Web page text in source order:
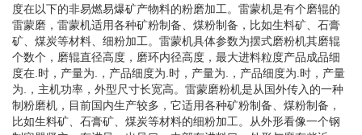
度在以下的非易燃易爆矿产物料的粉磨加工。雷蒙机是有个磨辊的
雷蒙磨，雷蒙机适用各种矿粉制备、煤粉制备，比如生料矿、石膏
矿、煤炭等材料、细粉加工。雷蒙机具体参数为摆式磨粉机其磨辊
个数个，磨辊直径高度，磨环内径高度，最大进料粒度产品成品细
度在.时，产量为.，产品细度为.时，产量为.，产品细度为.时，产量
为.，主机功率，外型尺寸长宽高。雷蒙磨粉机是从国外传入的一种
制粉磨机，目前国内生产较多，它适用各种矿粉制备、煤粉制备，
比如生料矿、石膏矿、煤炭等材料的细粉加工。从外形看像一个钢